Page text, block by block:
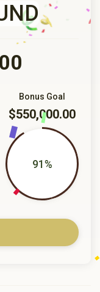
Bonus Goal
$550,000.00
91%